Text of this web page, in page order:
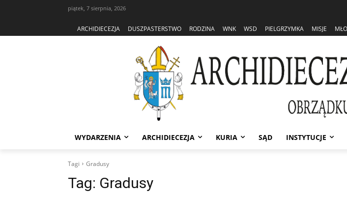
piątek, 7 sierpnia, 2026
ARCHIDIECEZJA DUSZPASTERSTWO RODZINA WNK WSD PIELGRZYMKA MISJE
WYDARZENIA ARCHIDIECEZJA KURIA SĄD INSTYTUCJE
Tagi Gradusy
Tag: Gradusy